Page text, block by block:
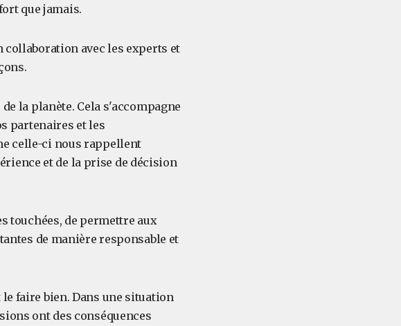
que jamais.
collaboration avec les experts et
la planète. Cela s'accompagne
partenaires et les
celle-ci nous rappellent
et de la prise de décision
touchées, de permettre aux
de manière responsable et
faire bien. Dans une situation
ont des conséquences